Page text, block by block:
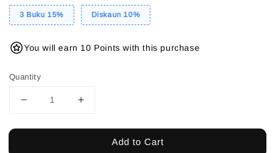
3 Buku 15% Diskaun 10%
You will earn 10 Points with this purchase
Quantity
Add to Cart